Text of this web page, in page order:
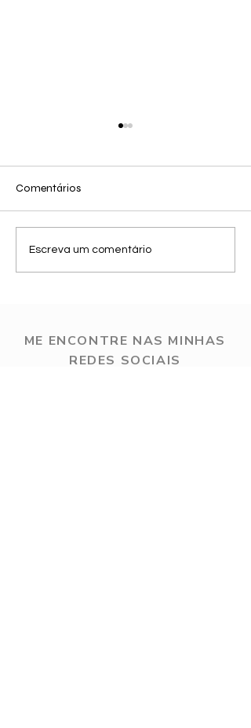
7 de Ago - Provador
Renner
Comentários
Escreva um comentário
ME ENCONTRE NAS MINHAS
REDES SOCIAIS